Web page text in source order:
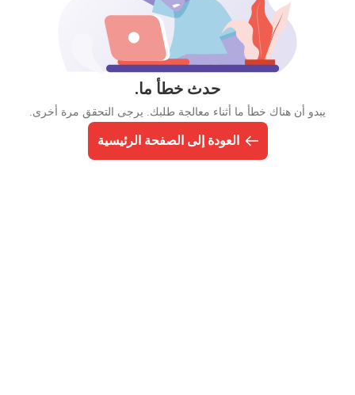
حدث خطأ ما.
يبدو أن هناك خطأ ما أثناء معالجة طلبك. يرجى التحقق مرة أخرى.
العودة إلى الصفحة الرئيسية